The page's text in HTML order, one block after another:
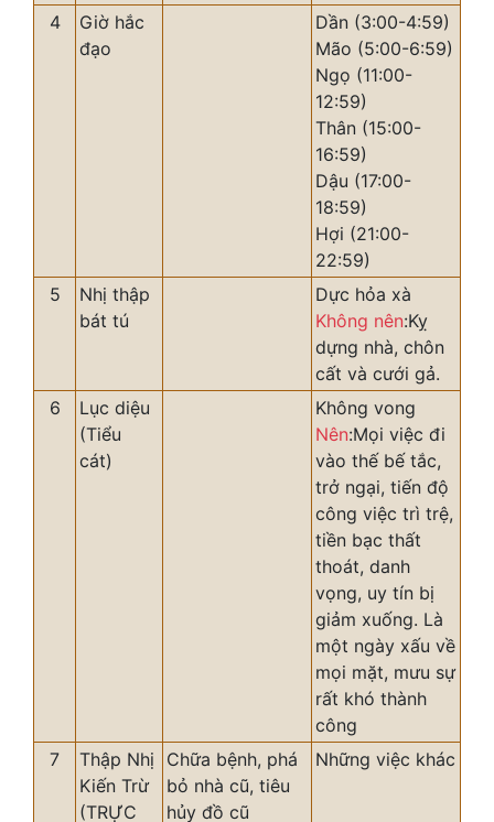
4
Giờ hắc
đạo
Dần (3:00-4:59)
Mão (5:00-6:59)
Ngọ (11:00-
12:59)
Thân (15:00-
16:59)
Dậu (17:00-
18:59)
Hợi (21:00-
22:59)
5
Nhị thập
bát tú
Dực hỏa xà
Không nên:Kỵ
dựng nhà, chôn
cất và cưới gả.
6
Lục diệu
(Tiểu
cát)
Không vong
Nên:Mọi việc đi
vào thế bế tắc,
trở ngại, tiến độ
công việc trì trệ,
tiền bạc thất
thoát, danh
vọng, uy tín bị
giảm xuống. Là
một ngày xấu về
mọi mặt, mưu sự
rất khó thành
công
7
Thập Nhị
Kiến Trừ
(TRỰC
Chữa bệnh, phá
bỏ nhà cũ, tiêu
hủy đồ cũ
Những việc khác